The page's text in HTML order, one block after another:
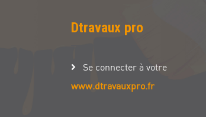
Dtravaux pro
Se connecter à votre
www.dtravauxpro.fr